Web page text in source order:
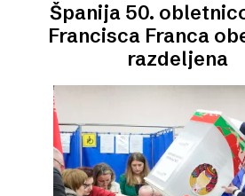
Španija 50.
Francisca Franca
razdeljena